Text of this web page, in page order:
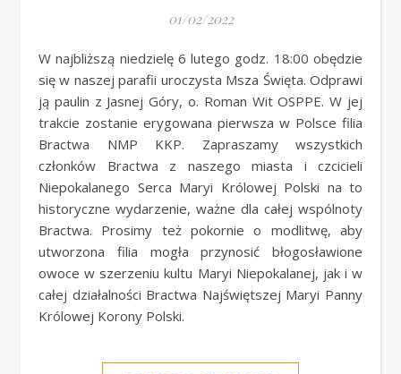
01/02/2022
W najbliższą niedzielę 6 lutego godz. 18:00 obędzie
się w naszej parafii uroczysta Msza Święta. Odprawi
ją paulin z Jasnej Góry, o. Roman Wit OSPPE. W jej
trakcie zostanie erygowana pierwsza w Polsce filia
Bractwa NMP KKP. Zapraszamy wszystkich
członków Bractwa z naszego miasta i czcicieli
Niepokalanego Serca Maryi Królowej Polski na to
historyczne wydarzenie, ważne dla całej wspólnoty
Bractwa. Prosimy też pokornie o modlitwę, aby
utworzona filia mogła przynosić błogosławione
owoce w szerzeniu kultu Maryi Niepokalanej, jak i w
całej działalności Bractwa Najświętszej Maryi Panny
Królowej Korony Polski.